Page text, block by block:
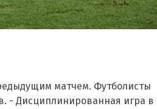
матчем. Футболисты
- Дисциплинированная игра в